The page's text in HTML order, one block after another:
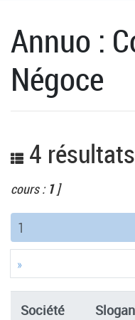
Annuo :
Négoce
4 résultats
cours : 1]
1
»
Société Slogan